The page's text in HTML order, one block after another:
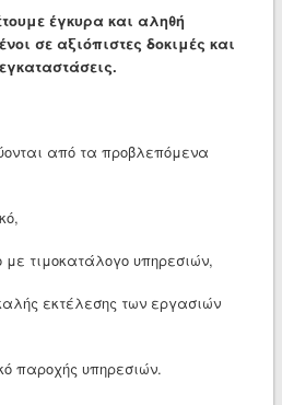
έγκυρα και αληθή
σε αξιόπιστες δοκιμές και
από τα προβλεπόμενα
με τιμοκατάλογο υπηρεσιών,
εκτέλεσης των εργασιών
παροχής υπηρεσιών.